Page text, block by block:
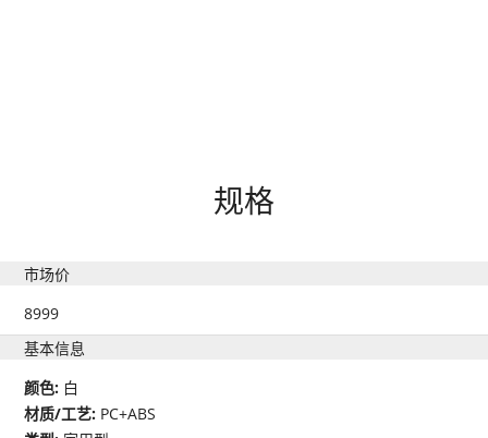
规格
市场价
8999
基本信息
颜色: 白
材质/工艺: PC+ABS